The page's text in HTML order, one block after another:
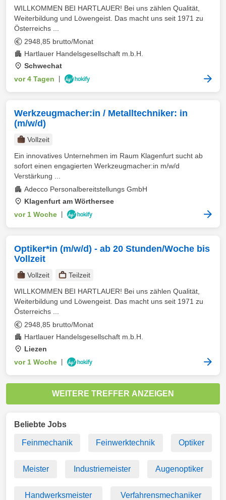
WILLKOMMEN BEI HARTLAUER! Bei uns zählen Qualität,
Weiterbildung und Löwengeist. Das macht uns seit 1971 zu
Österreichs ...
2948,85 brutto/Monat
Hartlauer Handelsgesellschaft m.b.H.
Schwechat
vor 4 Tagen
Werkzeugmacher:in / Metalltechniker: in
(m/w/d)
Vollzeit
Ein innovatives Unternehmen im Raum Klagenfurt sucht ab
sofort einen engagierten Werkzeugmacher:in m/w/d
Verstärkung ...
Adecco Personalbereitstellungs GmbH
Klagenfurt am Wörthersee
vor 1 Woche
Optiker*in (m/w/d) - ab 20 Stunden/Woche bis
Vollzeit
Vollzeit
Teilzeit
WILLKOMMEN BEI HARTLAUER! Bei uns zählen Qualität,
Weiterbildung und Löwengeist. Das macht uns seit 1971 zu
Österreichs ...
2948,85 brutto/Monat
Hartlauer Handelsgesellschaft m.b.H.
Liezen
vor 1 Woche
WEITERE TREFFER ANZEIGEN
Beliebte Jobs
Feinmechanik Feinwerktechnik Optiker
Meister Industriemeister Augenoptiker
Handwerksmeister Verfahrensmechaniker